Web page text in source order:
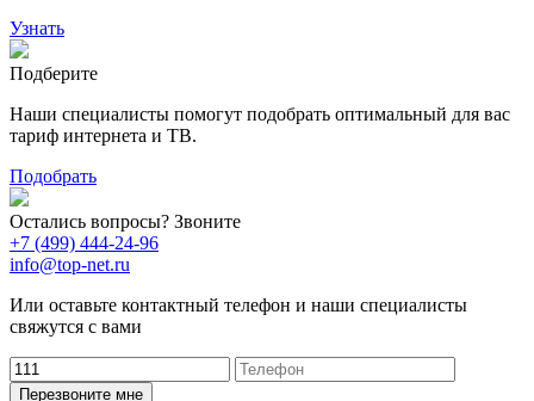
Узнать
Подберите
Наши специалисты помогут подобрать оптимальный для вас
тариф интернета и ТВ.
Подобрать
Остались вопросы? Звоните
+7 (499) 444-24-96
info@top-net.ru
Или оставьте контактный телефон и наши специалисты
свяжутся с вами
Перезвоните мне